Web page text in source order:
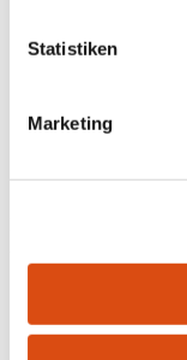
Statistiken
Marketing
Bahnhofstr. 10 |
Kontakt